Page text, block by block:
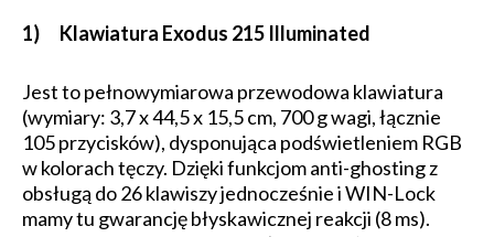
1) Klawiatura Exodus 215 Illuminated
Jest to pełnowymiarowa przewodowa klawiatura
(wymiary: 3,7 x 44,5 x 15,5 cm, 700 g wagi, łącznie
105 przycisków), dysponująca podświetleniem RGB
w kolorach tęczy. Dzięki funkcjom anti-ghosting z
obsługą do 26 klawiszy jednocześnie i WIN-Lock
mamy tu gwarancję błyskawicznej reakcji (8 ms).